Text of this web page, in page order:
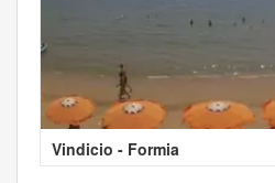
Vindicio - Formia